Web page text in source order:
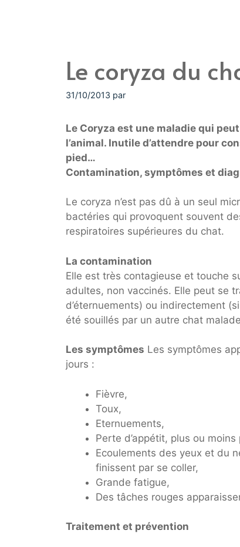
Le coryza du
31/10/2013 par
Le Coryza est une maladie qui
l’animal. Inutile d’attendre pour
pied…
Contamination, symptômes et
Le coryza n’est pas dû à un seul
bactéries qui provoquent souvent
respiratoires supérieures du chat.
La contamination
Elle est très contagieuse et touche
adultes, non vaccinés. Elle peut se
d’éternuements) ou indirectement
été souillés par un autre chat
Les symptômes Les symptômes
jours :
Fièvre,
Toux,
Eternuements,
Perte d’appétit, plus ou
Ecoulements des yeux et du
finissent par se coller,
Grande fatigue,
Des tâches rouges
Traitement et prévention